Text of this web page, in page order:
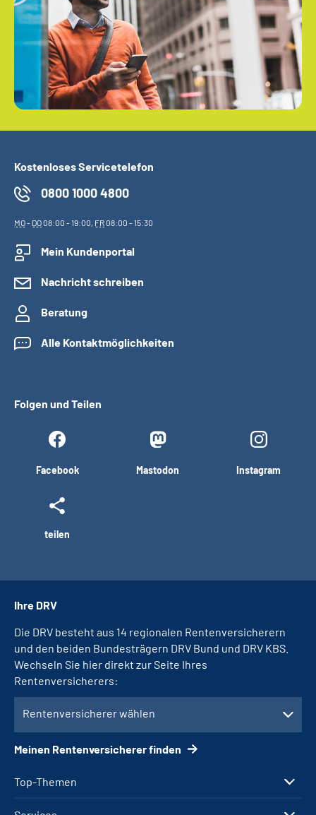
Kostenloses Servicetelefon
0800 1000 4800
MO- DO08:00 - 19:00, FR08:00 - 15:30
Mein Kundenportal
Nachricht schreiben
Beratung
Alle Kontaktmöglichkeiten
Folgen und Teilen
Facebook Mastodon Instagram
teilen
Top-Themen
Ihre DRV
Die DRV besteht aus 14 regionalen Rentenversicherern
und den beiden Bundesträgern DRV Bund und DRV KBS.
Wechseln Sie hier direkt zur Seite Ihres
Rentenversicherers:
Rentenversicherer wählen
Meinen Rentenversicherer finden